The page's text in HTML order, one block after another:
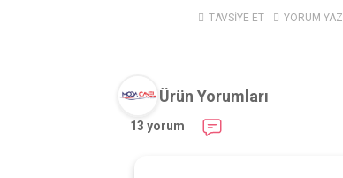
TAVSİYE ET YORUM YAZ
Ürün Yorumları
13 yorum